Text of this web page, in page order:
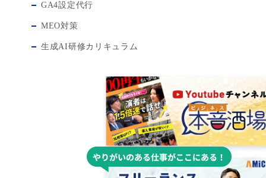
GA4設定代行
MEO対策
生成AI研修カリキュラム